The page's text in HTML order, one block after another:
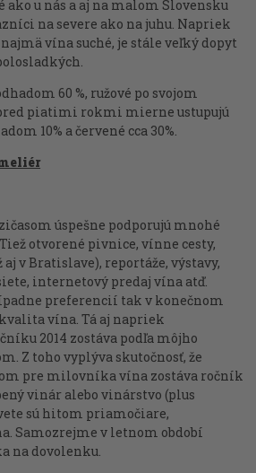
ako u nás a aj na malom Slovensku
na severe ako na juhu. Napriek
vína suché, je stále veľký dopyt
60 %, ružové po svojom
piatimi rokmi mierne ustupujú
10% a červené cca 30%.
úspešne podporujú mnohé
otvorené pivnice, vínne cesty,
v Bratislave), reportáže, výstavy,
internetový predaj vína atď.
preferencií tak v konečnom
vína. Tá aj napriek
2014 zostáva podľa môjho
Z toho vyplýva skutočnosť, že
pre milovníka vína zostáva ročník
vinár alebo vinárstvo (plus
sú hitom priamočiare,
Samozrejme v letnom období
na dovolenku.